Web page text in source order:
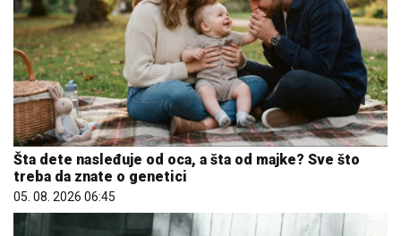
Šta dete nasleđuje od oca, a šta od majke? Sve što
treba da znate o genetici
05. 08. 2026 06:45